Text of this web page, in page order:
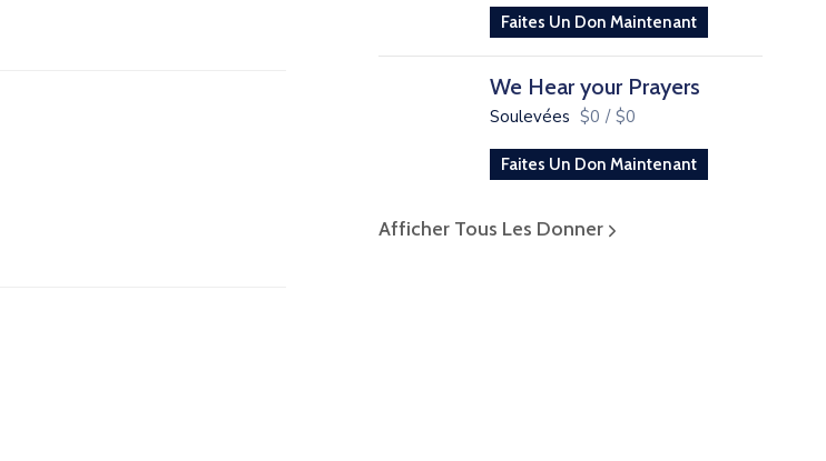
Faites Un Don Maintenant
We Hear your Prayers
Soulevées $0 / $0
Faites Un Don Maintenant
Afficher Tous Les Donner